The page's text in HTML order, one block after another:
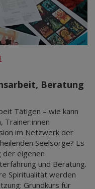
Beratung
Tätigen – wie kann
Trainer:innen
im Netzwerk der
Seelsorge? Es
der eigenen
und Beratung.
Spiritualität werden
Grundkurs für